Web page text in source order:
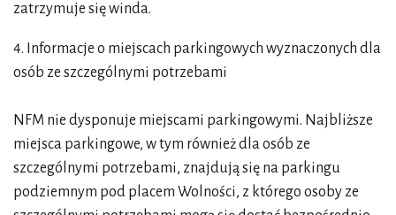
zatrzymuje się winda.
4. Informacje o miejscach parkingowych wyznaczonych dla
osób ze szczególnymi potrzebami
NFM nie dysponuje miejscami parkingowymi. Najbliższe
miejsca parkingowe, w tym również dla osób ze
szczególnymi potrzebami, znajdują się na parkingu
podziemnym pod placem Wolności, z którego osoby ze